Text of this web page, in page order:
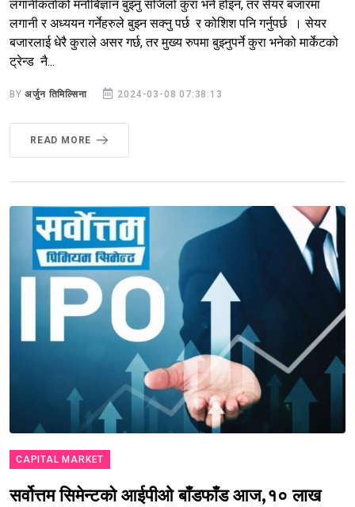
लगानीकर्ताको मनोबिज्ञान बुझ्नु सजिलो कुरा भने होइन, तर सेयर बजारमा
लगानी र अध्ययन गर्नेहरुले बुझ्न सक्नु पर्छ र कोशिश पनि गर्नुपर्छ । सेयर
बजारलाई धेरै कुराले असर गर्छ, तर मुख्य रुपमा बुझ्नुपर्ने कुरा भनेको मार्केटको
ट्रेन्ड नै...
BYअर्जुन तिमिल्सिना 2024-03-08 07:38:13
READ MORE
CAPITAL MARKET
सर्वोत्तम सिमेन्टको आईपीओ बाँडफाँड आज,१० लाख